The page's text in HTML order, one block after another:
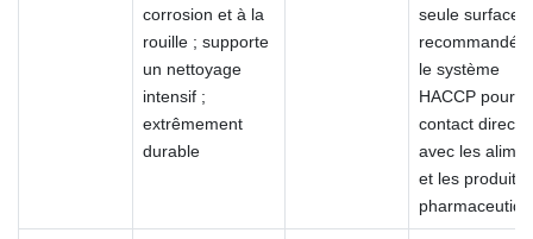
corrosion et à la
rouille ; supporte
un nettoyage
intensif ;
extrêmement
durable
seule surface
recommandée
le système
HACCP pour le
contact direct
avec les
et les produits